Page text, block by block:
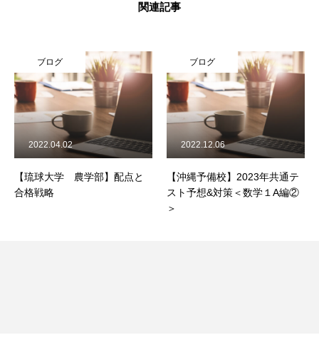
関連記事
ブログ
【琉球大学 農学部】配点と
合格戦略
2022.04.02
ブログ
【沖縄予備校】2023年共通テ
スト予想&対策＜数学１A編②
＞
2022.12.06